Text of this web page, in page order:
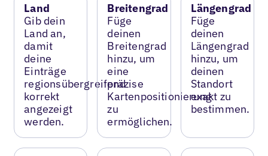
Land
Gib dein
Land an,
damit
deine
Einträge
regionsübergreifend
korrekt
angezeigt
werden.
Breitengrad
Füge
deinen
Breitengrad
hinzu, um
eine
präzise
Kartenpositionierung
zu
ermöglichen.
Längengrad
Füge
deinen
Längengrad
hinzu, um
deinen
Standort
exakt zu
bestimmen.